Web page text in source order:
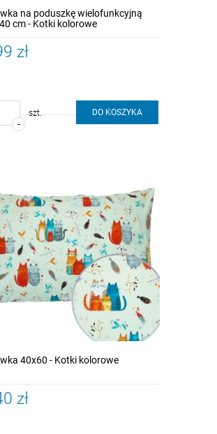
na poduszkę wielofunkcyjną
cm - Kotki kolorowe
zł
-
szt. DO KOSZYKA
40x60 - Kotki kolorowe
zł